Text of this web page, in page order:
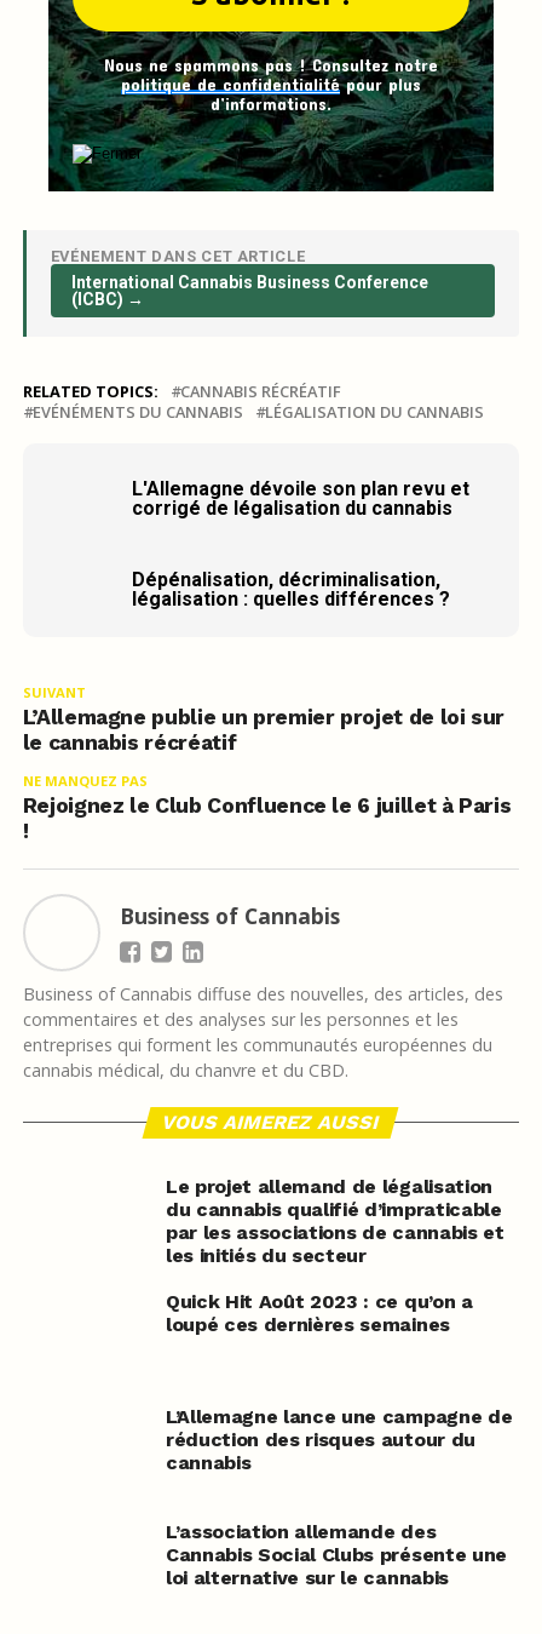
Nous ne spammons pas ! Consultez notre
politique de confidentialitépour plus
d’informations.
EVÉNEMENT DANS CET ARTICLE
International Cannabis Business Conference
(ICBC) →
RELATED TOPICS:
CANNABIS RÉCRÉATIF
EVÉNÉMENTS DU CANNABIS
LÉGALISATION DU CANNABIS
L'Allemagne dévoile son plan revu et
corrigé de légalisation du cannabis
Dépénalisation, décriminalisation,
légalisation : quelles différences ?
SUIVANT
L’Allemagne publie un premier projet de loi sur
le cannabis récréatif
NE MANQUEZ PAS
Rejoignez le Club Confluence le 6 juillet à Paris
!
Business of Cannabis
Business of Cannabis diffuse des nouvelles, des articles, des
commentaires et des analyses sur les personnes et les
entreprises qui forment les communautés européennes du
cannabis médical, du chanvre et du CBD.
VOUS AIMEREZ AUSSI
Le projet allemand de légalisation
du cannabis qualifié d’impraticable
par les associations de cannabis et
les initiés du secteur
Quick Hit Août 2023 : ce qu’on a
loupé ces dernières semaines
L’Allemagne lance une campagne de
réduction des risques autour du
cannabis
L’association allemande des
Cannabis Social Clubs présente une
loi alternative sur le cannabis